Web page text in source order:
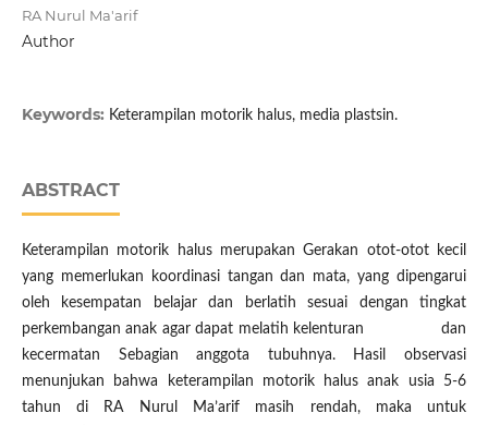
RA Nurul Ma'arif
Author
Keywords: Keterampilan motorik halus, media plastsin.
ABSTRACT
Keterampilan motorik halus merupakan Gerakan otot-otot kecil
yang memerlukan koordinasi tangan dan mata, yang dipengarui
oleh kesempatan belajar dan berlatih sesuai dengan tingkat
perkembangan anak agar dapat melatih kelenturan dan
kecermatan Sebagian anggota tubuhnya. Hasil observasi
menunjukan bahwa keterampilan motorik halus anak usia 5-6
tahun di RA Nurul Ma’arif masih rendah, maka untuk